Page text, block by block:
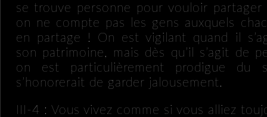
se trouve personne pour vouloir partager
on ne compte pas les gens auxquels
en partage ! On est vigilant quand il
son patrimoine, mais dès qu’il s’agit de
on est particulièrement prodigue du
s’honorerait de garder jalousement.
III-4 : Vous vivez comme si vous alliez